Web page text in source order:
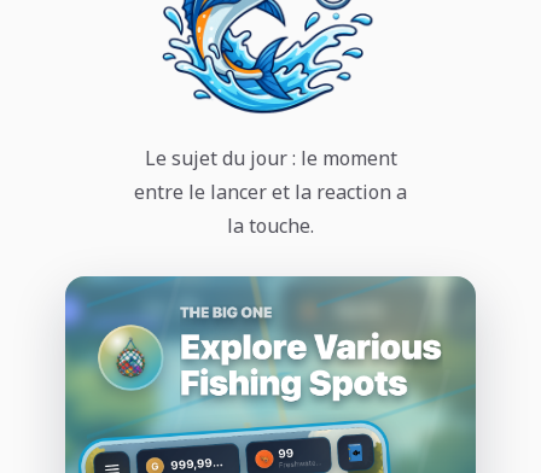
Le sujet du jour : le moment
entre le lancer et la reaction a
la touche.